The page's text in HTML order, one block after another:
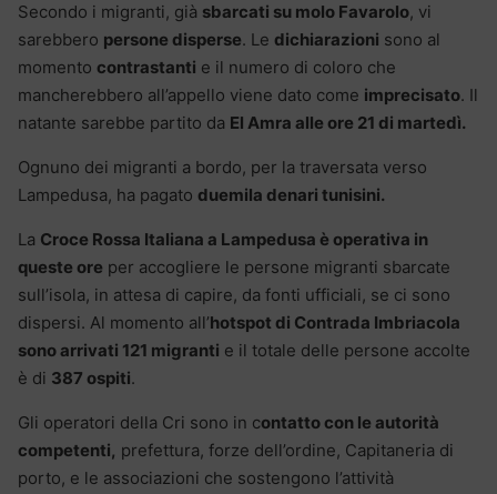
Secondo i migranti, già sbarcati su molo Favarolo, vi
sarebbero persone disperse. Le dichiarazioni sono al
momento contrastanti e il numero di coloro che
mancherebbero all’appello viene dato come imprecisato. Il
natante sarebbe partito da El Amra alle ore 21 di martedì.
Ognuno dei migranti a bordo, per la traversata verso
Lampedusa, ha pagato duemila denari tunisini.
La Croce Rossa Italiana a Lampedusa è operativa in
queste ore per accogliere le persone migranti sbarcate
sull’isola, in attesa di capire, da fonti ufficiali, se ci sono
dispersi. Al momento all’hotspot di Contrada Imbriacola
sono arrivati 121 migranti e il totale delle persone accolte
è di 387 ospiti.
Gli operatori della Cri sono in contatto con le autorità
competenti, prefettura, forze dell’ordine, Capitaneria di
porto, e le associazioni che sostengono l’attività